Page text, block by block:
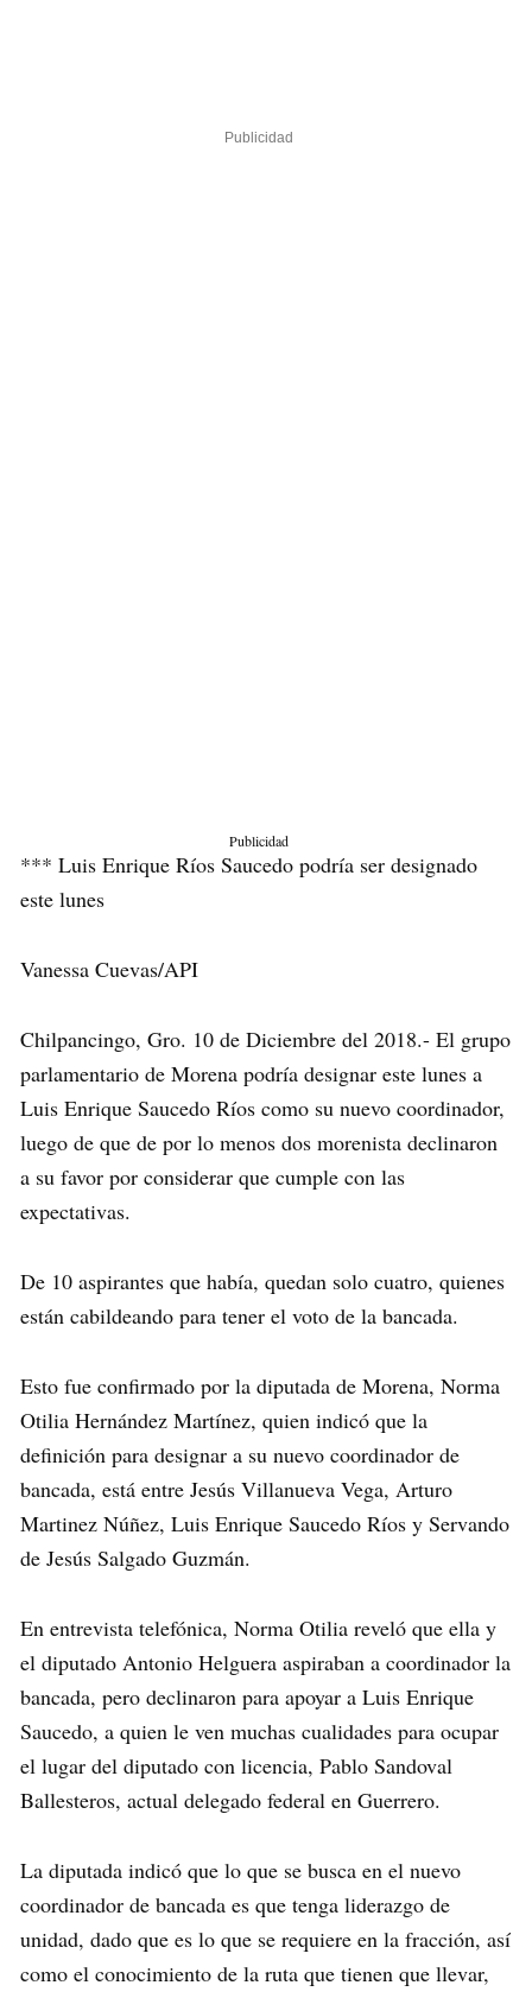
Publicidad
Publicidad
*** Luis Enrique Ríos Saucedo podría ser designado
este lunes
Vanessa Cuevas/API
Chilpancingo, Gro. 10 de Diciembre del 2018.- El grupo
parlamentario de Morena podría designar este lunes a
Luis Enrique Saucedo Ríos como su nuevo coordinador,
luego de que de por lo menos dos morenista declinaron
a su favor por considerar que cumple con las
expectativas.
De 10 aspirantes que había, quedan solo cuatro, quienes
están cabildeando para tener el voto de la bancada.
Esto fue confirmado por la diputada de Morena, Norma
Otilia Hernández Martínez, quien indicó que la
definición para designar a su nuevo coordinador de
bancada, está entre Jesús Villanueva Vega, Arturo
Martinez Núñez, Luis Enrique Saucedo Ríos y Servando
de Jesús Salgado Guzmán.
En entrevista telefónica, Norma Otilia reveló que ella y
el diputado Antonio Helguera aspiraban a coordinador la
bancada, pero declinaron para apoyar a Luis Enrique
Saucedo, a quien le ven muchas cualidades para ocupar
el lugar del diputado con licencia, Pablo Sandoval
Ballesteros, actual delegado federal en Guerrero.
La diputada indicó que lo que se busca en el nuevo
coordinador de bancada es que tenga liderazgo de
unidad, dado que es lo que se requiere en la fracción, así
como el conocimiento de la ruta que tienen que llevar,